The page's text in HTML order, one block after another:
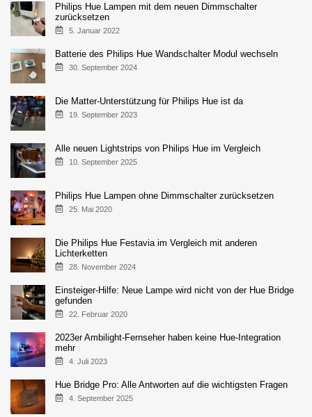
Philips Hue Lampen mit dem neuen Dimmschalter
zurücksetzen
5. Januar 2022
Batterie des Philips Hue Wandschalter Modul wechseln
30. September 2024
Die Matter-Unterstützung für Philips Hue ist da
19. September 2023
Alle neuen Lightstrips von Philips Hue im Vergleich
10. September 2025
Philips Hue Lampen ohne Dimmschalter zurücksetzen
25. Mai 2020
Die Philips Hue Festavia im Vergleich mit anderen
Lichterketten
28. November 2024
Einsteiger-Hilfe: Neue Lampe wird nicht von der Hue Bridge
gefunden
22. Februar 2020
2023er Ambilight-Fernseher haben keine Hue-Integration
mehr
4. Juli 2023
Hue Bridge Pro: Alle Antworten auf die wichtigsten Fragen
4. September 2025